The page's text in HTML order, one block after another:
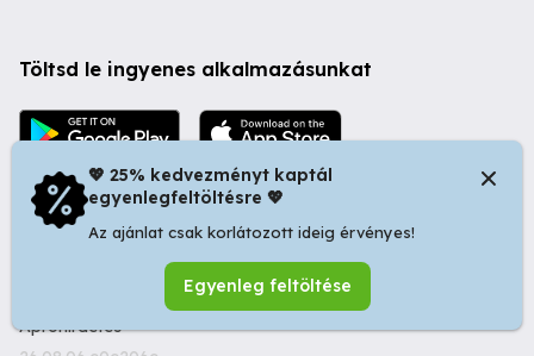
Töltsd le ingyenes alkalmazásunkat
© 2026 Startapró S.R.L. | Bulevardul Dacia nr 34, Oradea
410346, Romania | Tax ID: RO44483373 -
Ingyenes
Apróhirdetés
💖 25% kedvezményt kaptál
egyenlegfeltöltésre 💖
Az ajánlat csak korlátozott ideig érvényes!
Egyenleg feltöltése